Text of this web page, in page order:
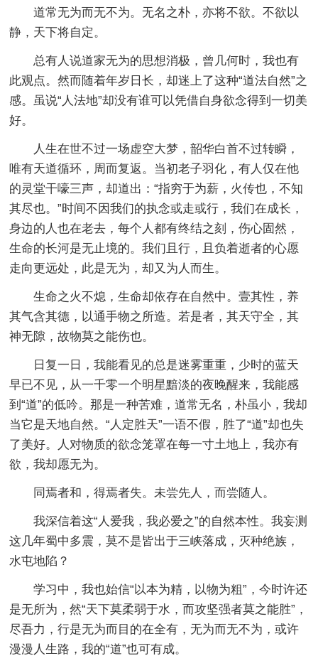
道常无为而无不为。无名之朴，亦将不欲。不欲以
静，天下将自定。
总有人说道家无为的思想消极，曾几何时，我也有
此观点。然而随着年岁日长，却迷上了这种“道法自然”之
感。虽说“人法地”却没有谁可以凭借自身欲念得到一切美
好。
人生在世不过一场虚空大梦，韶华白首不过转瞬，
唯有天道循环，周而复返。当初老子羽化，有人仅在他
的灵堂干嚎三声，却道出：“指穷于为薪，火传也，不知
其尽也。”时间不因我们的执念或走或行，我们在成长，
身边的人也在老去，每个人都有终结之刻，伤心固然，
生命的长河是无止境的。我们且行，且负着逝者的心愿
走向更远处，此是无为，却又为人而生。
生命之火不熄，生命却依存在自然中。壹其性，养
其气含其德，以通手物之所造。若是者，其天守全，其
神无隙，故物莫之能伤也。
日复一日，我能看见的总是迷雾重重，少时的蓝天
早已不见，从一千零一个明星黯淡的夜晚醒来，我能感
到“道”的低吟。那是一种苦难，道常无名，朴虽小，我却
当它是天地自然。“人定胜天”一语不假，胜了“道”却也失
了美好。人对物质的欲念笼罩在每一寸土地上，我亦有
欲，我却愿无为。
同焉者和，得焉者失。未尝先人，而尝随人。
我深信着这“人爱我，我必爱之”的自然本性。我妄测
这几年蜀中多震，莫不是皆出于三峡落成，灭种绝族，
水屯地陷？
学习中，我也始信“以本为精，以物为粗”，今时许还
是无所为，然“天下莫柔弱于水，而攻坚强者莫之能胜”，
尽吾力，行是无为而目的在全有，无为而无不为，或许
漫漫人生路，我的“道”也可有成。